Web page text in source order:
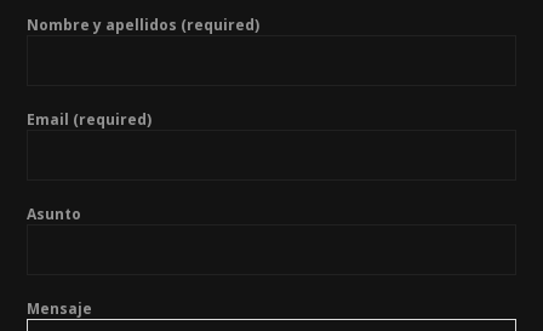
Nombre y apellidos (required)
Email (required)
Asunto
Mensaje